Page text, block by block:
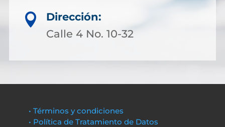

Dirección:
Calle 4 No. 10-32
• Términos y condiciones
• Política de Tratamiento de Datos